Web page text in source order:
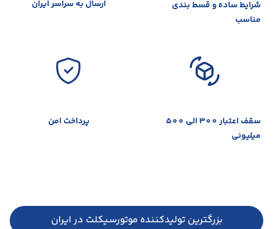
شرایط ساده‌ و قسط بندی
مناسب
ارسال به سراسر ایران
سقف اعتبار 300 الی 500
میلیونی
پرداخت امن
بزرگترین تولیدکننده موتورسیکلت در ایران